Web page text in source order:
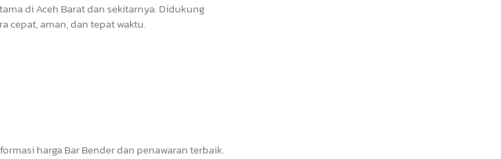
di Aceh Barat dan sekitarnya. Didukung
cepat, aman, dan tepat waktu.
harga Bar Bender dan penawaran terbaik.